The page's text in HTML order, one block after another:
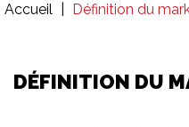
Fil
Accueil Définition du
DÉFINITION DU